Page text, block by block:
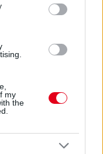
my
the
szakember úgy véli,
számos manőver
írt, hogy barátai,
továbbra is szinte
általában
is, ahol
láthattunk” –
2026-os technikai
tekinthető valódi